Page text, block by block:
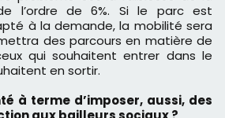
l’ordre de 6%. Si le parc est
à la demande, la mobilité sera
des parcours en matière de
qui souhaitent entrer dans le
en sortir.
à terme d’imposer, aussi, des